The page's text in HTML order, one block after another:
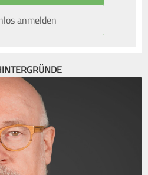
anmelden